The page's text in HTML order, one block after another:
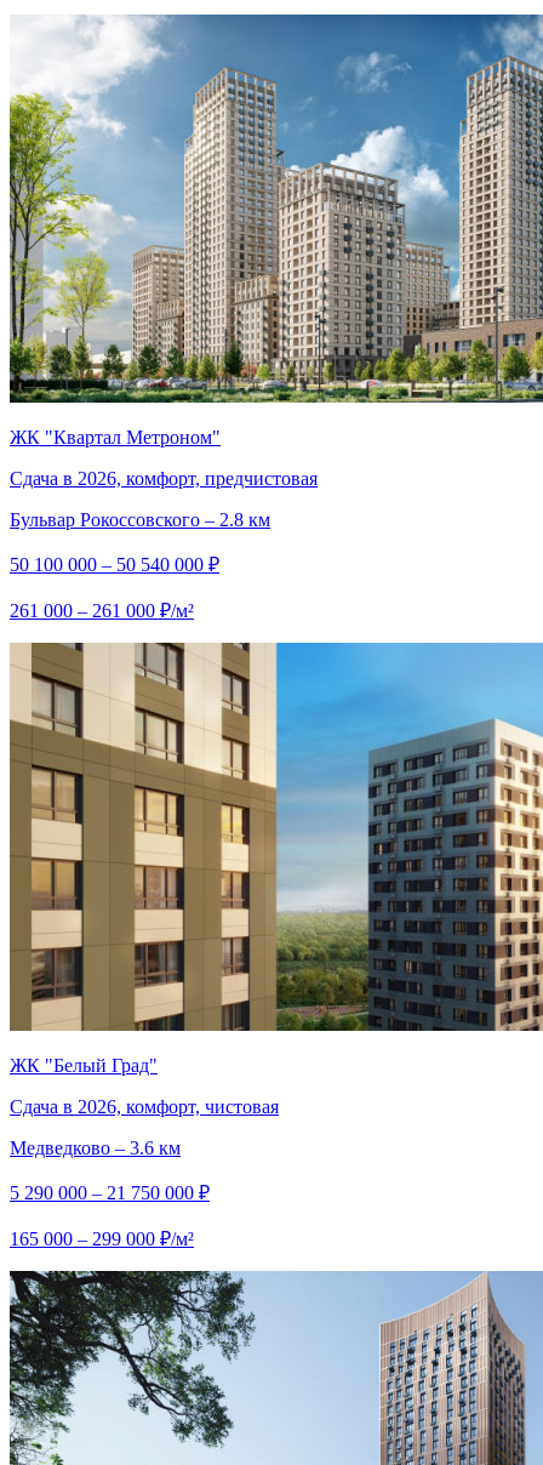
ЖК "Квартал Метроном"
Сдача в 2026, комфорт, предчистовая
Бульвар Рокоссовского – 2.8 км
50 100 000 – 50 540 000 ₽
261 000 – 261 000 ₽/м²
ЖК "Белый Град"
Сдача в 2026, комфорт, чистовая
Медведково – 3.6 км
5 290 000 – 21 750 000 ₽
165 000 – 299 000 ₽/м²